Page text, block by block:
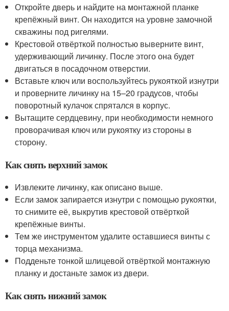
Откройте дверь и найдите на монтажной планке
крепёжный винт. Он находится на уровне замочной
скважины под ригелями.
Крестовой отвёрткой полностью выверните винт,
удерживающий личинку. После этого она будет
двигаться в посадочном отверстии.
Вставьте ключ или воспользуйтесь рукояткой изнутри
и проверните личинку на 15–20 градусов, чтобы
поворотный кулачок спрятался в корпус.
Вытащите сердцевину, при необходимости немного
проворачивая ключ или рукоятку из стороны в
сторону.
Как снять верхний замок
Извлеките личинку, как описано выше.
Если замок запирается изнутри с помощью рукоятки,
то снимите её, выкрутив крестовой отвёрткой
крепёжные винты.
Тем же инструментом удалите оставшиеся винты с
торца механизма.
Подденьте тонкой шлицевой отвёрткой монтажную
планку и достаньте замок из двери.
Как снять нижний замок